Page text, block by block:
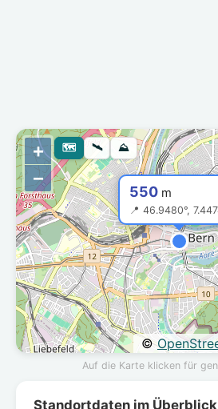
550 m
📍 46.9480°,
+
−
©
🗺 🛰 ⛰
Auf die Karte klicken für
Standortdaten im Überblick